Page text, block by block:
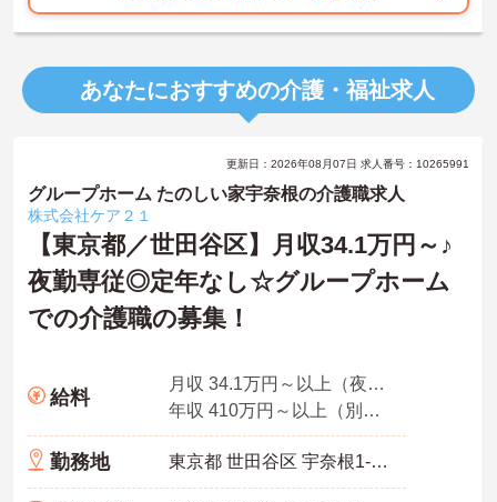
あなたにおすすめの介護・福祉求人
更新日：2026年08月07日 求人番号：10265991
グループホーム たのしい家宇奈根の介護職求人
株式会社ケア２１
【東京都／世田谷区】月収34.1万円～♪
夜勤専従◎定年なし☆グループホーム
での介護職の募集！
給料
月収 34.1万円～以上（夜勤10回分・諸手当込み）
年収 410万円～以上（別途賞与付与）
勤務地 東京都 世田谷区 宇奈根1-34-12